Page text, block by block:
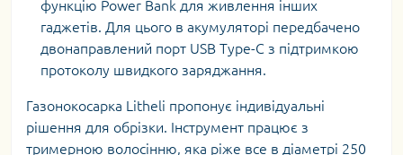
функцію Power Bank для живлення інших
гаджетів. Для цього в акумуляторі передбачено
двонаправлений порт USB Type-C з підтримкою
протоколу швидкого заряджання.
Газонокосарка Litheli пропонує індивідуальні
рішення для обрізки. Інструмент працює з
тримерною волосінню, яка ріже все в діаметрі 250